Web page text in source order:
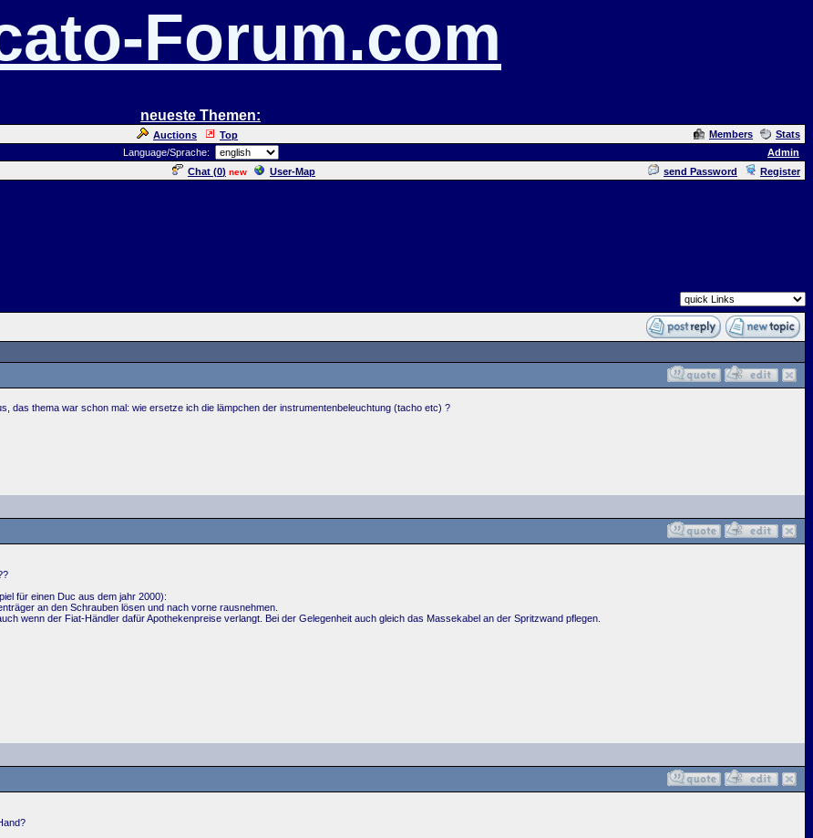
Forum.com
neueste Themen:
Auctions Top Members
Stats
Language/Sprache:
Admin
Chat (0) new User-Map send Password Register
das thema war schon mal: wie ersetze ich die lämpchen der instrumentenbeleuchtung (tacho etc) ?
für einen Duc aus dem jahr 2000):
an den Schrauben lösen und nach vorne rausnehmen.
wenn der Fiat-Händler dafür Apothekenpreise verlangt. Bei der Gelegenheit auch gleich das Massekabel an der Spritzwand pflegen.